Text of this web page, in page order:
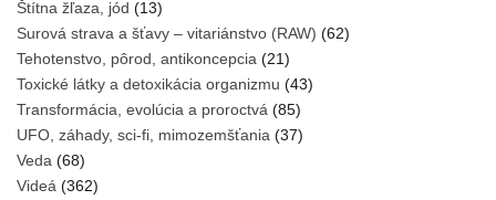
Štítna žľaza, jód (13)
Surová strava a šťavy – vitariánstvo (RAW) (62)
Tehotenstvo, pôrod, antikoncepcia (21)
Toxické látky a detoxikácia organizmu (43)
Transformácia, evolúcia a proroctvá (85)
UFO, záhady, sci-fi, mimozemšťania (37)
Veda (68)
Videá (362)